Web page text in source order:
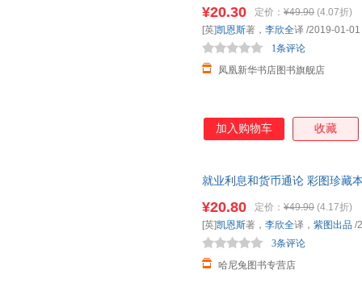
¥20.30 定价： ¥49.90 (4.07折)
凤凰新华书店图书旗舰店
1条评论
[英]凯恩斯著， 李欣全译 /2019-01-01
加入购物车 收藏
就业利息和货币通论 彩图珍藏
¥20.80 定价： ¥49.90 (4.17折)
哈尼兔图书专营店
3条评论
[英]凯恩斯著， 李欣全译， 紫图出品 /